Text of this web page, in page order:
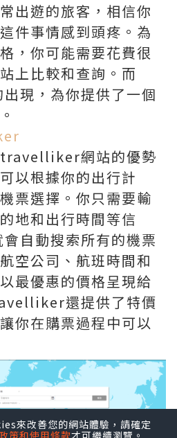
出遊的旅客，相信你
件事情感到頭疼。為
，你可能需要花費很
上比較和查詢。而
現，為你提供了一個
travelliker網站的優勢
以根據你的出行計
票選擇。你只需要輸
地和出行時間等信
自動搜索所有的機票
空公司、航班時間和
最優惠的價格呈現給
還提供了特價
你在購票過程中可以
來改善您的網站體驗，請確定
策和使用條款才可繼續瀏覽。